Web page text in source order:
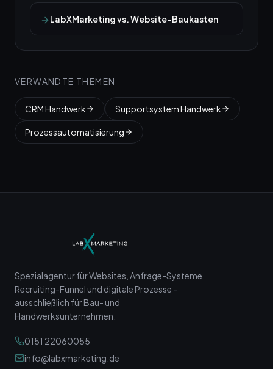
LabXMarketing vs. Website-Baukasten
VERWANDTE THEMEN
CRM Handwerk Supportsystem Handwerk
Prozessautomatisierung
Spezialagentur für Websites, Anfrage-Systeme,
Recruiting-Funnel und digitale Prozesse –
ausschließlich für Bau- und
Handwerksunternehmen.
0151 22060055
info@labxmarketing.de